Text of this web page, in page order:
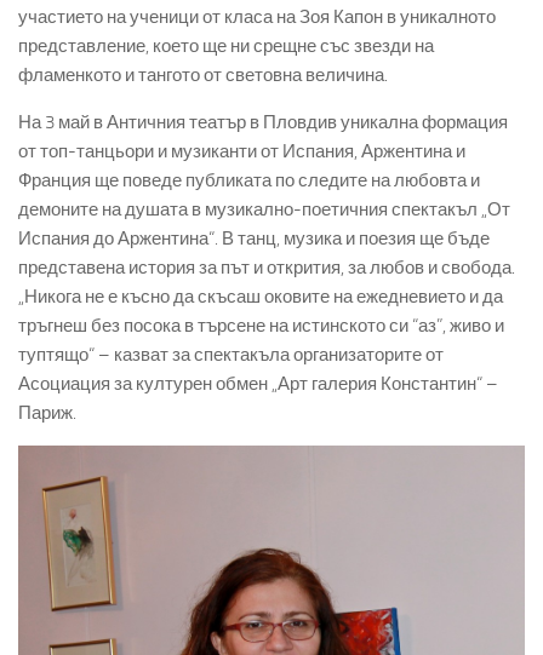
участието на ученици от класа на Зоя Капон в уникалното
представление, което ще ни срещне със звезди на
фламенкото и тангото от световна величина.
На 3 май в Античния театър в Пловдив уникална формация
от топ-танцьори и музиканти от Испания, Аржентина и
Франция ще поведе публиката по следите на любовта и
демоните на душата в музикално-поетичния спектакъл „От
Испания до Аржентина“. В танц, музика и поезия ще бъде
представена история за път и открития, за любов и свобода.
„Никога не е късно да скъсаш оковите на ежедневието и да
тръгнеш без посока в търсене на истинското си “аз”, живо и
туптящо“ – казват за спектакъла организаторите от
Асоциация за културен обмен „Арт галерия Константин“ –
Париж.